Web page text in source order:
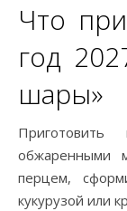
Что
год
шары»
обжаренными
перцем,
кукурузой или